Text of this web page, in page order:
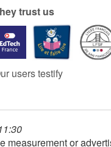
trust us
users testify
measurement or